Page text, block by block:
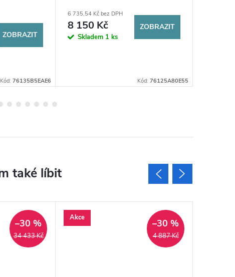
ZOBRAZIT
Kód: 76135B5EAE6
6 735,54 Kč bez DPH
8 150 Kč
Skladem 1 ks
ZOBRAZIT
Kód: 76125A80E55
34 433 Kč
–30 % Akce
4 887 Kč
–30 %